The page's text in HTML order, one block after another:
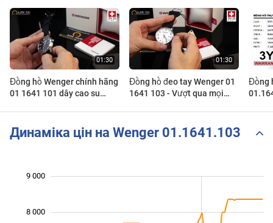
Đồng hồ Wenger chính hãng
01 1641 101 dây cao su
Đồng hồ đeo tay Wenger 01
1641 103 - Vượt qua mọi
Đồng
Динаміка цін на Wenger 01.1641.103
8 000
9 000